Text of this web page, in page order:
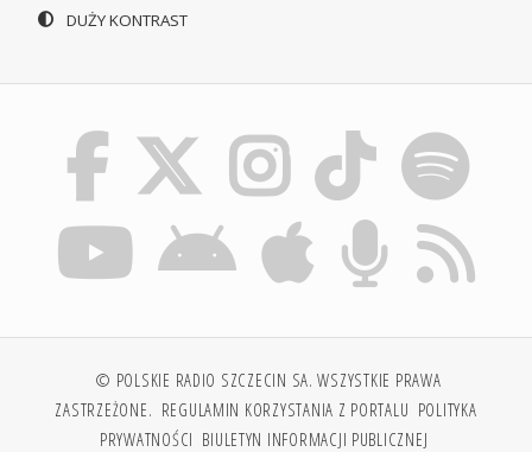
DUŻY KONTRAST
© POLSKIE RADIO SZCZECIN SA. WSZYSTKIE PRAWA
ZASTRZEŻONE. REGULAMIN KORZYSTANIA Z PORTALU POLITYKA
PRYWATNOŚCI BIULETYN INFORMACJI PUBLICZNEJ